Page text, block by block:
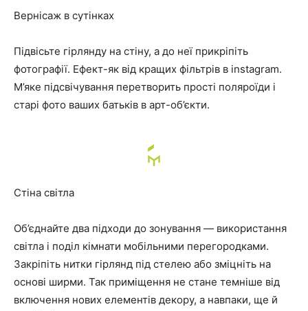
Вернісаж в сутінках
Підвісьте гірлянду на стіну, а до неї прикріпіть
фотографії. Ефект-як від кращих фільтрів в instagram.
М’яке підсвічування перетворить прості поляроїди і
старі фото ваших батьків в арт-об’єкти.
Стіна світла
Об’єднайте два підходи до зонування — використання
світла і поділ кімнати мобільними перегородками.
Закріпіть нитки гірлянд під стелею або зміцніть на
основі ширми. Так приміщення не стане темніше від
включення нових елементів декору, а навпаки, ще й